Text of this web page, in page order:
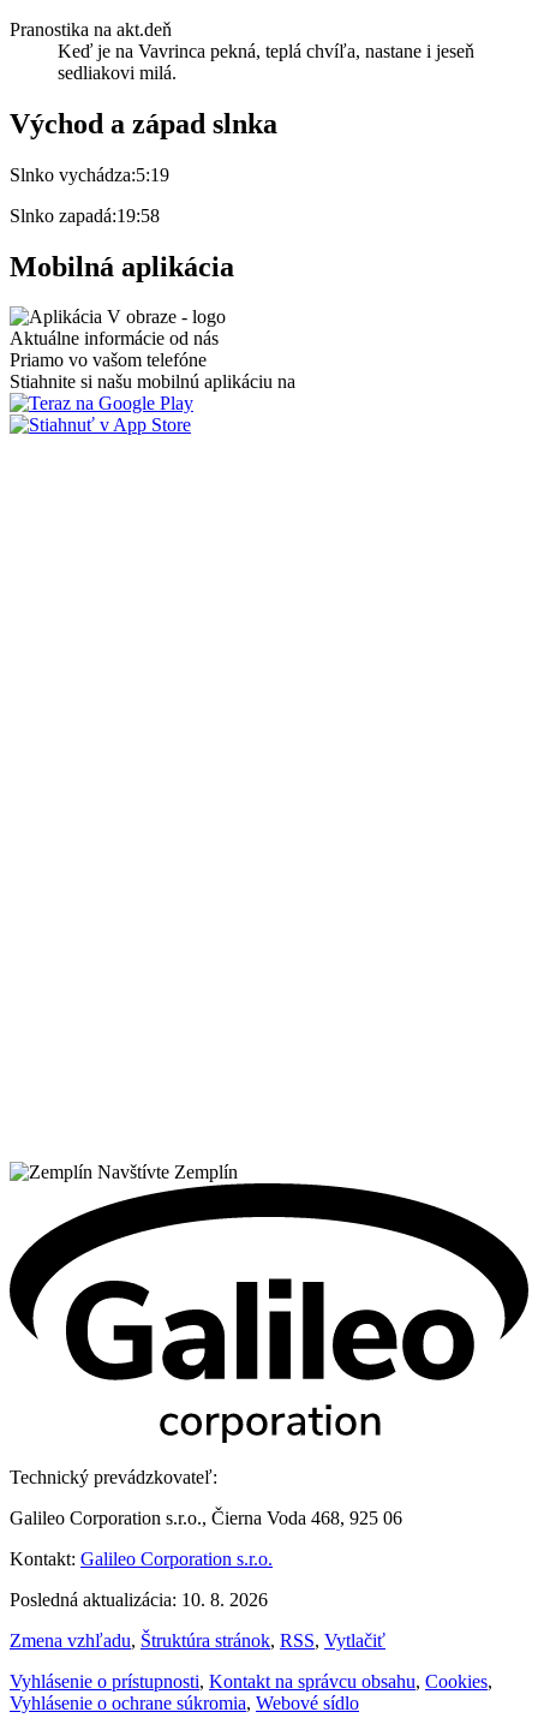
Pranostika na akt.deň
Keď je na Vavrinca pekná, teplá chvíľa, nastane i jeseň
sedliakovi milá.
Východ a západ slnka
Slnko vychádza:5:19
Slnko zapadá:19:58
Mobilná aplikácia
Aktuálne informácie od nás
Priamo vo vašom telefóne
Stiahnite si našu mobilnú aplikáciu na
Navštívte Zemplín
Technický prevádzkovateľ:
Galileo Corporation s.r.o., Čierna Voda 468, 925 06
Kontakt: Galileo Corporation s.r.o.
Posledná aktualizácia: 10. 8. 2026
Zmena vzhľadu, Štruktúra stránok, RSS, Vytlačiť
Vyhlásenie o prístupnosti, Kontakt na správcu obsahu, Cookies,
Vyhlásenie o ochrane súkromia, Webové sídlo